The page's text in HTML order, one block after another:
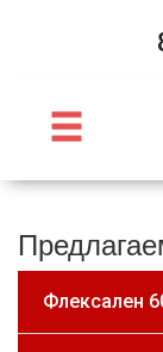
Флексален